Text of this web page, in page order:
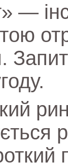
—